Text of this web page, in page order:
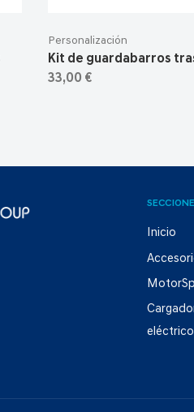
Personalización
Kit de guardabarros
33,00 €
Inicio